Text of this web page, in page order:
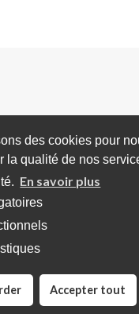
des cookies pour
la qualité de nos
En savoir plus
Accepter tout
RDV (avec Madame le
à 18h00 (ou sur
sur RDV
à 12h30
RDV (avec Madame